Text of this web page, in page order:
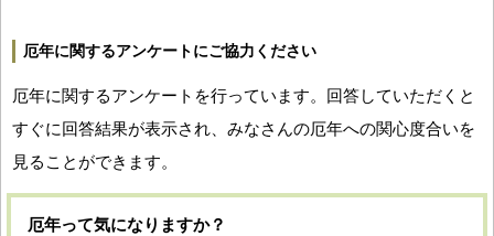
厄年に関するアンケートにご協力ください
厄年に関するアンケートを行っています。回答していただくと
すぐに回答結果が表示され、みなさんの厄年への関心度合いを
見ることができます。
厄年って気になりますか？